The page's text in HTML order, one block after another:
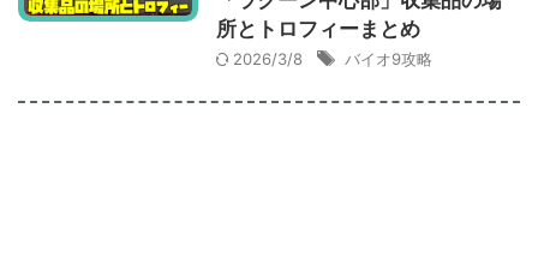
所とトロフィーまとめ
2026/3/8 バイオ9攻略